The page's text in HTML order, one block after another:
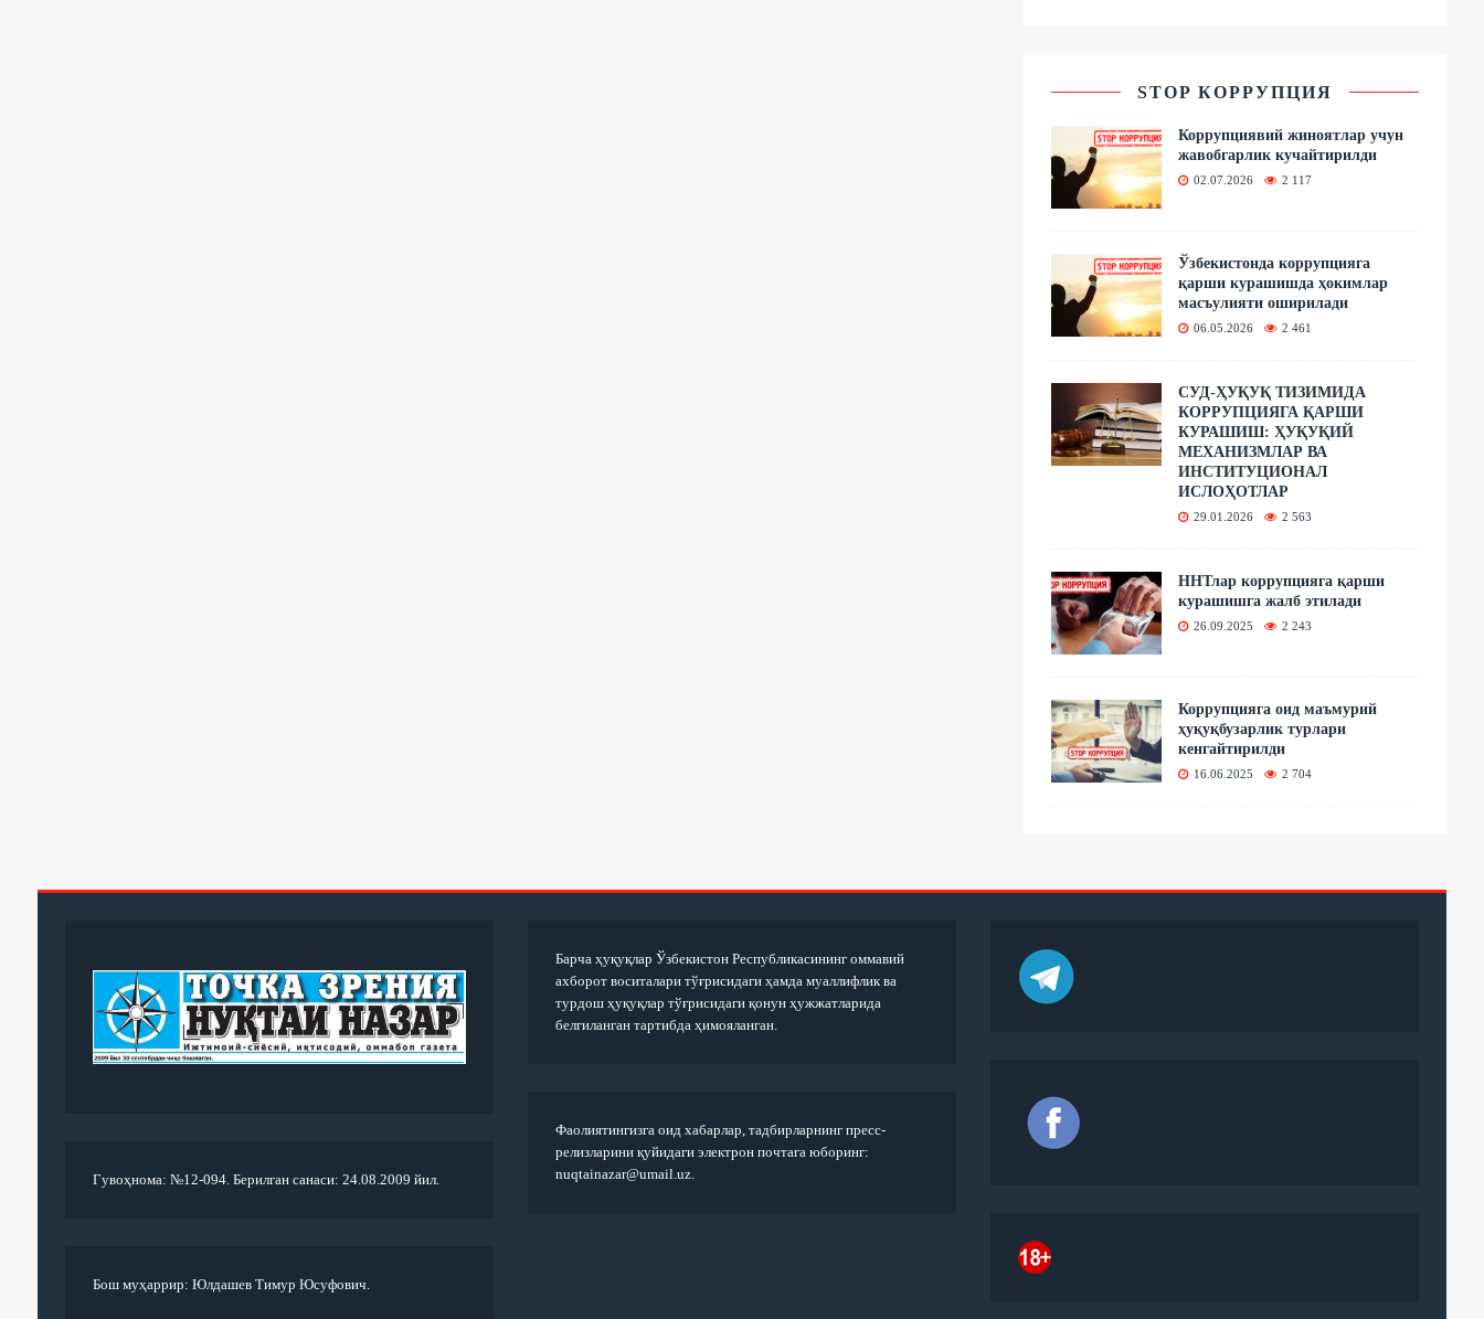
STOP КОРРУПЦИЯ
Коррупциявий жиноятлар учун
жавобгарлик кучайтирилди
02.07.2026 2 117
Ўзбекистонда коррупцияга
қарши курашишда ҳокимлар
масъулияти оширилади
06.05.2026 2 461
СУД-ҲУҚУҚ ТИЗИМИДА
КОРРУПЦИЯГА ҚАРШИ
КУРАШИШ: ҲУҚУҚИЙ
МЕХАНИЗМЛАР ВА
ИНСТИТУЦИОНАЛ
ИСЛОҲОТЛАР
29.01.2026 2 563
ННТлар коррупцияга қарши
курашишга жалб этилади
26.09.2025 2 243
Коррупцияга оид маъмурий
ҳуқуқбузарлик турлари
кенгайтирилди
16.06.2025 2 704
Гувоҳнома: №12-094. Берилган санаси: 24.08.2009 йил.
Бош муҳаррир: Юлдашев Тимур Юсуфович.
Барча ҳуқуқлар Ўзбекистон Республикасининг оммавий
ахборот воситалари тўғрисидаги ҳамда муаллифлик ва
турдош ҳуқуқлар тўғрисидаги қонун ҳужжатларида
белгиланган тартибда ҳимояланган.
Фаолиятингизга оид хабарлар, тадбирларнинг пресс-
релизларини қуйидаги электрон почтага юборинг:
nuqtainazar@umail.uz.